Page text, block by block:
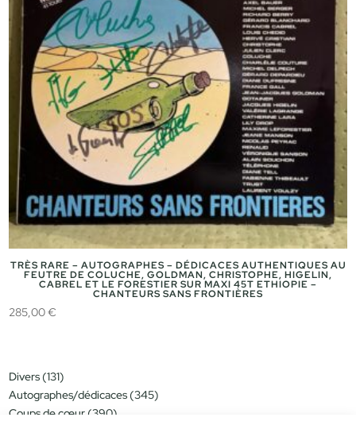
TRÈS RARE – AUTOGRAPHES – DÉDICACES AUTHENTIQUES AU
FEUTRE DE COLUCHE, GOLDMAN, CHRISTOPHE, HIGELIN,
CABREL ET LE FORESTIER SUR MAXI 45T ETHIOPIE –
CHANTEURS SANS FRONTIÈRES
285,00€
Divers 131131
produits
Autographes/dédicaces 345345
Coups de cœur 390390